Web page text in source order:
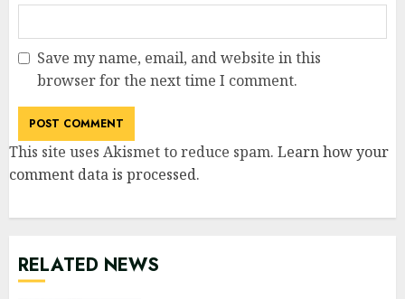
Save my name, email, and website in this
browser for the next time I comment.
This site uses Akismet to reduce spam. Learn how your
comment data is processed.
RELATED NEWS